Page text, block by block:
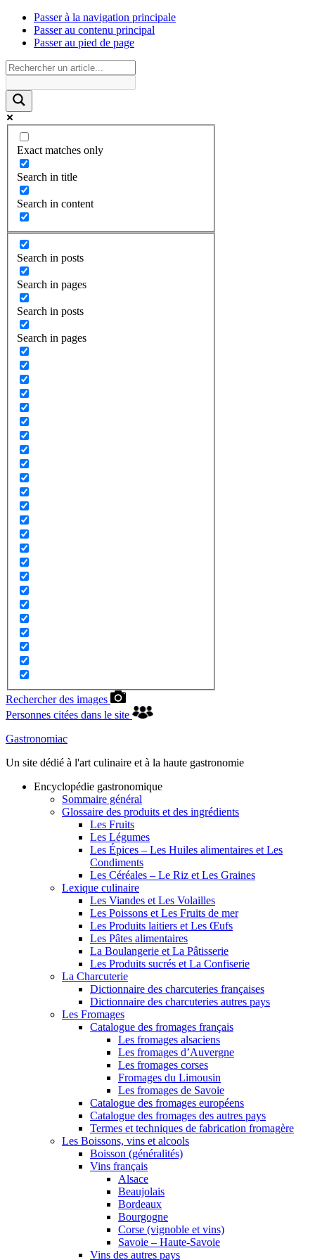
Passer à la navigation principale
Passer au contenu principal
Passer au pied de page
Exact matches only
Search in title
Search in content
Search in posts
Search in pages
Search in posts
Search in pages
Rechercher des images
Personnes citées dans le site
Gastronomiac
Un site dédié à l'art culinaire et à la haute gastronomie
Encyclopédie gastronomique
Sommaire général
Glossaire des produits et des ingrédients
Les Fruits
Les Légumes
Les Épices – Les Huiles alimentaires et Les
Condiments
Les Céréales – Le Riz et Les Graines
Lexique culinaire
Les Viandes et Les Volailles
Les Poissons et Les Fruits de mer
Les Produits laitiers et Les Œufs
Les Pâtes alimentaires
La Boulangerie et La Pâtisserie
Les Produits sucrés et La Confiserie
La Charcuterie
Dictionnaire des charcuteries françaises
Dictionnaire des charcuteries autres pays
Les Fromages
Catalogue des fromages français
Les fromages alsaciens
Les fromages d’Auvergne
Les fromages corses
Fromages du Limousin
Les fromages de Savoie
Catalogue des fromages européens
Catalogue des fromages des autres pays
Termes et techniques de fabrication fromagère
Les Boissons, vins et alcools
Boisson (généralités)
Vins français
Alsace
Beaujolais
Bordeaux
Bourgogne
Corse (vignoble et vins)
Savoie – Haute-Savoie
Vins des autres pays